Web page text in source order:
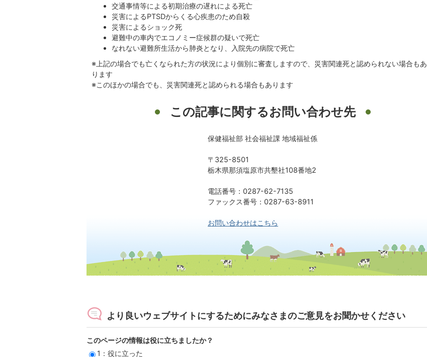
交通事情等による初期治療の遅れによる死亡
災害によるPTSDからくる心疾患のため自殺
災害によるショック死
避難中の車内でエコノミー症候群の疑いで死亡
なれない避難所生活から肺炎となり、入院先の病院で死亡
※上記の場合でも亡くなられた方の状況により個別に審査しますので、災害関連死と認められない場合もあ
ります
※このほかの場合でも、災害関連死と認められる場合もあります
この記事に関するお問い合わせ先
保健福祉部 社会福祉課 地域福祉係
〒325-8501
栃木県那須塩原市共墾社108番地2
電話番号：0287-62-7135
ファックス番号：0287-63-8911
お問い合わせはこちら
より良いウェブサイトにするためにみなさまのご意見をお聞かせください
このページの情報は役に立ちましたか？
1：役に立った